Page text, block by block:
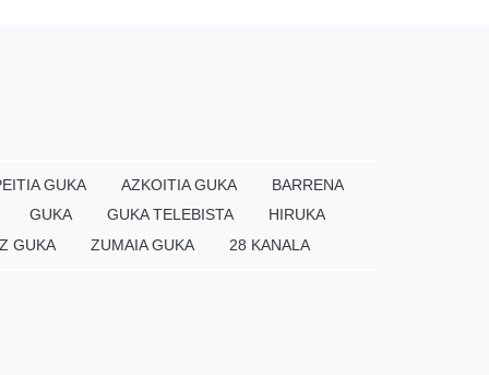
GUKA AZKOITIA GUKA
BARRENA
GUKA GUKA TELEBISTA
HIRUKA
GUKA ZUMAIA GUKA 28 KANALA